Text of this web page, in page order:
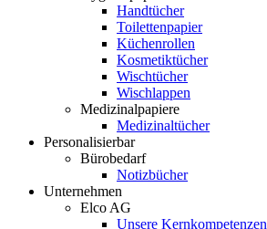
Handtücher
Toilettenpapier
Küchenrollen
Kosmetiktücher
Wischtücher
Wischlappen
Medizinalpapiere
Medizinaltücher
Personalisierbar
Bürobedarf
Notizbücher
Unternehmen
Elco AG
Unsere Kernkompetenzen